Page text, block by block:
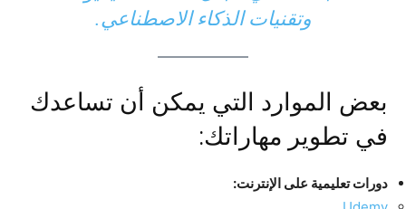
وتقنيات الذكاء الاصطناعي.
بعض الموارد التي يمكن أن تساعدك
في تطوير مهاراتك:
دورات تعليمية على الإنترنت: